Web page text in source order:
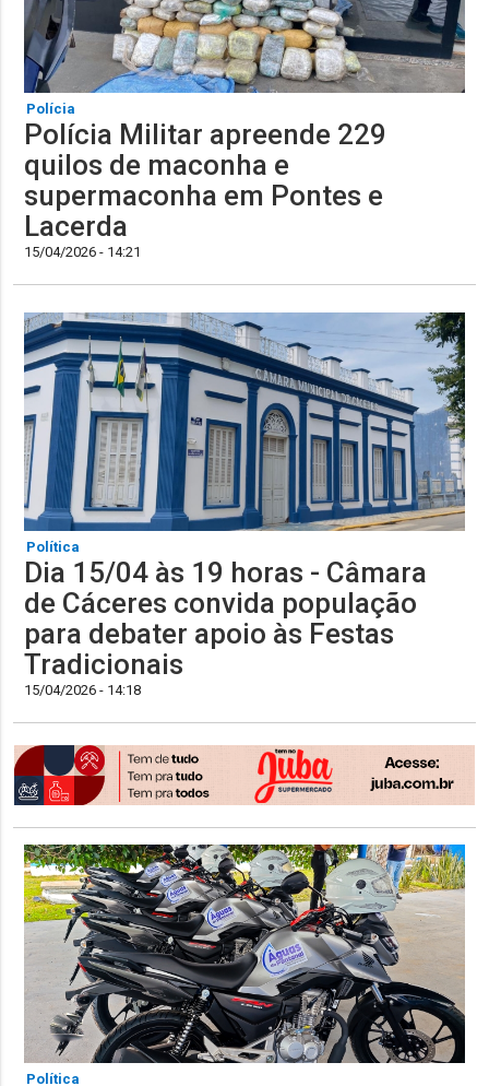
Polícia
Polícia Militar apreende 229
quilos de maconha e
supermaconha em Pontes e
Lacerda
15/04/2026 - 14:21
Política
Dia 15/04 às 19 horas - Câmara
de Cáceres convida população
para debater apoio às Festas
Tradicionais
15/04/2026 - 14:18
Política